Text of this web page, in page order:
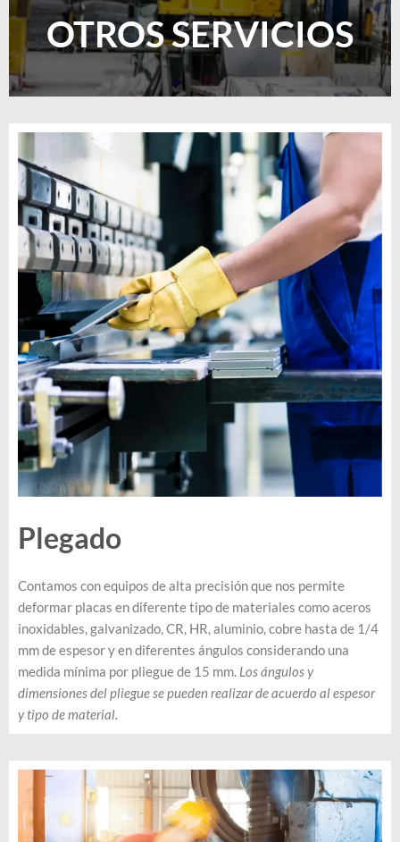
OTROS SERVICIOS
Plegado
Contamos con equipos de alta precisión que nos permite
deformar placas en diferente tipo de materiales como aceros
inoxidables, galvanizado, CR, HR, aluminio, cobre hasta de 1/4
mm de espesor y en diferentes ángulos considerando una
medida mínima por pliegue de 15 mm. Los ángulos y
dimensiones del pliegue se pueden realizar de acuerdo al espesor
y tipo de material.